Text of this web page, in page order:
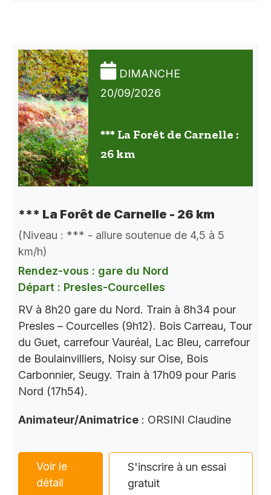
DIMANCHE
20/09/2026
*** La Forêt de Carnelle :
26 km
*** La Forêt de Carnelle - 26 km
(Niveau : *** - allure soutenue de 4,5 à 5
km/h)
Rendez-vous : gare du Nord
Départ : Presles-Courcelles
RV à 8h20 gare du Nord. Train à 8h34 pour
Presles – Courcelles (9h12). Bois Carreau, Tour
du Guet, carrefour Vauréal, Lac Bleu, carrefour
de Boulainvilliers, Noisy sur Oise, Bois
Carbonnier, Seugy. Train à 17h09 pour Paris
Nord (17h54).
Animateur/Animatrice : ORSINI Claudine
Voir le
détail
S'inscrire à un essai
gratuit